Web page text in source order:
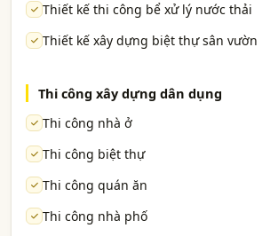
Thiết kế thi công bể xử lý nước thải
Thiết kế xây dựng biệt thự sân vườn
Thi công xây dựng dân dụng
Thi công nhà ở
Thi công biệt thự
Thi công quán ăn
Thi công nhà phố